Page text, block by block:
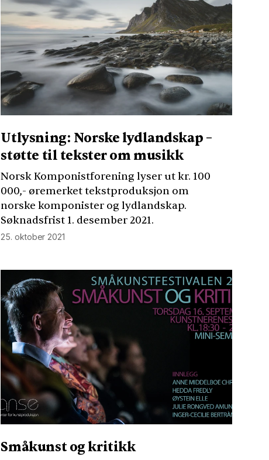
Utlysning: Norske lydlandskap –
støtte til tekster om musikk
Norsk Komponistforening lyser ut kr. 100
000,- øremerket tekstproduksjon om
norske komponister og lydlandskap.
Søknadsfrist 1. desember 2021.
25. oktober 2021
Småkunst og kritikk